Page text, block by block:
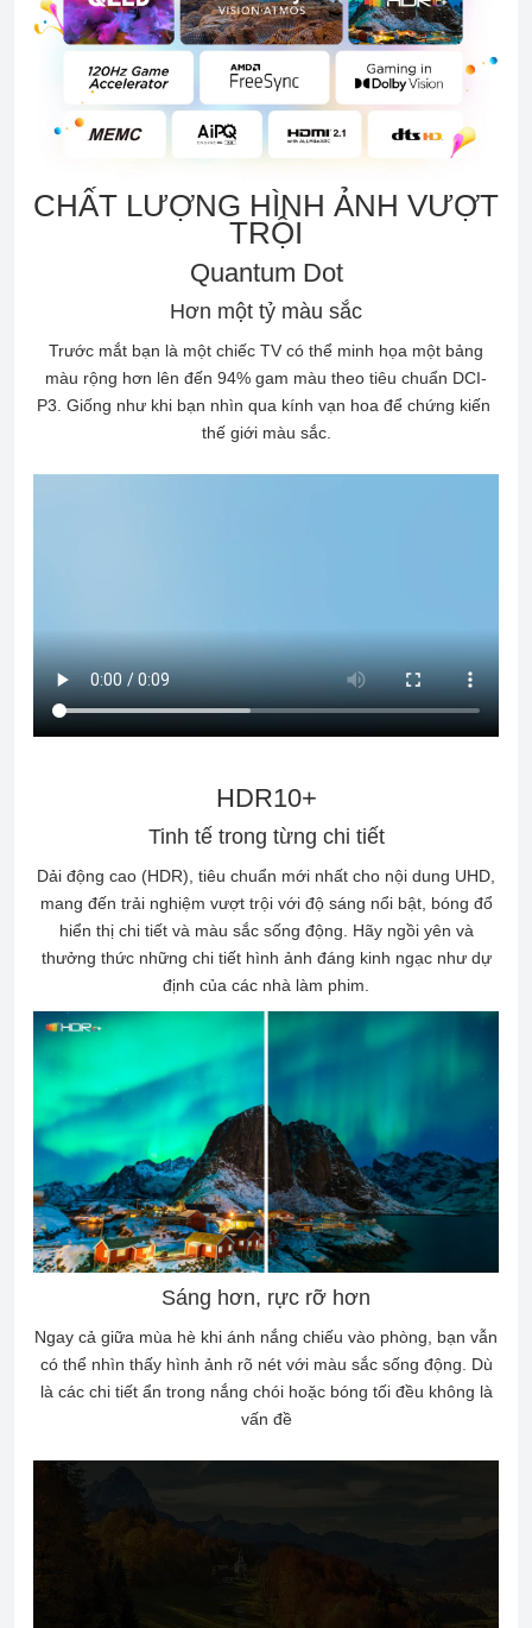
CHẤT LƯỢNG HÌNH ẢNH VƯỢT
TRỘI
Quantum Dot
Hơn một tỷ màu sắc
Trước mắt bạn là một chiếc TV có thể minh họa một bảng
màu rộng hơn lên đến 94% gam màu theo tiêu chuẩn DCI-
P3. Giống như khi bạn nhìn qua kính vạn hoa để chứng kiến ​​
thế giới màu sắc.
HDR10+
Tinh tế trong từng chi tiết
Dải động cao (HDR), tiêu chuẩn mới nhất cho nội dung UHD,
mang đến trải nghiệm vượt trội với độ sáng nổi bật, bóng đổ
hiển thị chi tiết và màu sắc sống động. Hãy ngồi yên và
thưởng thức những chi tiết hình ảnh đáng kinh ngạc như dự
định của các nhà làm phim.
Sáng hơn, rực rỡ hơn
Ngay cả giữa mùa hè khi ánh nắng chiếu vào phòng, bạn vẫn
có thể nhìn thấy hình ảnh rõ nét với màu sắc sống động. Dù
là các chi tiết ẩn trong nắng chói hoặc bóng tối đều không là
vấn đề